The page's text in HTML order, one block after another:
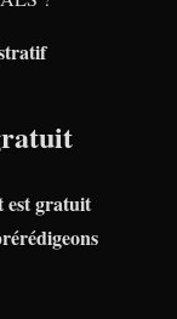
est gratuit